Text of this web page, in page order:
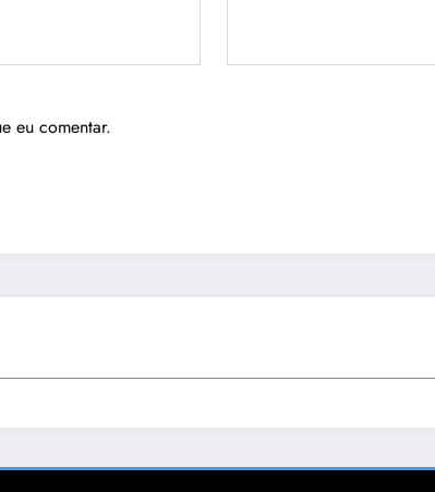
eu comentar.